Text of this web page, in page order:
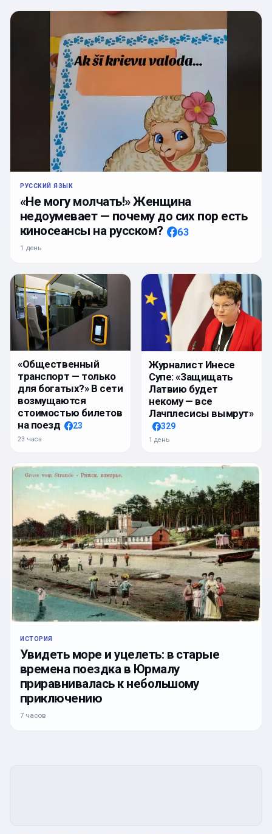
РУССКИЙ ЯЗЫК
«Не могу молчать!» Женщина
недоумевает — почему до сих пор есть
киносеансы на русском?
63
1 день
«Общественный
транспорт — только
для богатых?» В сети
возмущаются
стоимостью билетов
на поезд
23
23 часа
Журналист Инесе
Супе: «Защищать
Латвию будет
некому — все
Лачплесисы вымрут»
329
1 день
ИСТОРИЯ
Увидеть море и уцелеть: в старые
времена поездка в Юрмалу
приравнивалась к небольшому
приключению
7 часов